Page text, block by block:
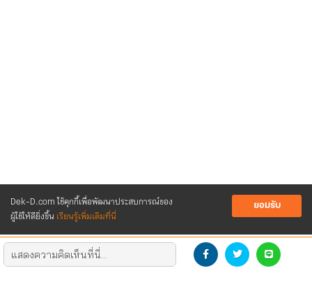
Dek-D.com ใช้คุกกี้เพื่อพัฒนาประสบการณ์ของ
ผู้ใช้ให้ดียิ่งขึ้น เรียนรู้เพิ่มเติมที่นี่
ยอมรับ